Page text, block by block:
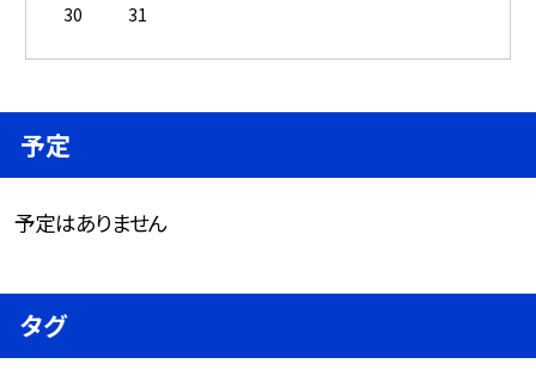
30
31
予定
予定はありません
タグ